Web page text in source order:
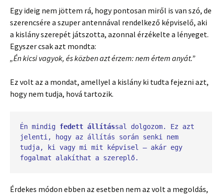
Egy ideig nem jöttem rá, hogy pontosan miről is van szó, de
szerencsére a szuper antennával rendelkező képviselő, aki
a kislány szerepét játszotta, azonnal érzékelte a lényeget.
Egyszer csak azt mondta:
„Én kicsi vagyok, és közben azt érzem: nem értem anyát.”
Ez volt az a mondat, amellyel a kislány ki tudta fejezni azt,
hogy nem tudja, hová tartozik.
Én mindig fedett állítással dolgozom. Ez azt
jelenti, hogy az állítás során senki nem
tudja, ki vagy mi mit képvisel – akár egy
fogalmat alakíthat a szereplő.
Érdekes módon ebben az esetben nem az volt a megoldás,